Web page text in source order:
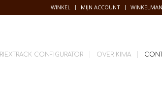
WINKEL MIJN ACCOUNT
RIEXTRACK CONFIGURATOR OVER KIMA